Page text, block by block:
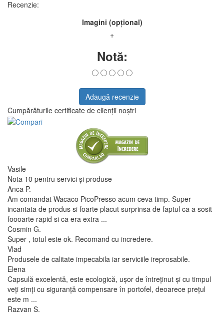
Recenzie:
Imagini (opțional)
+
Notă:
Adaugă recenzie
Cumpărăturile certificate de clienții noștri
Vasile
Nota 10 pentru servici și produse
Anca P.
Am comandat Wacaco PicoPresso acum ceva timp. Super
incantata de produs si foarte placut surprinsa de faptul ca a sosit
foooarte rapid si ca era extra ...
Cosmin G.
Super , totul este ok. Recomand cu incredere.
Vlad
Produsele de calitate impecabila iar serviciile ireprosabile.
Elena
Capsulă excelentă, este ecologică, ușor de întreținut și cu timpul
veți simți cu siguranță compensare în portofel, deoarece prețul
este m ...
Razvan S.